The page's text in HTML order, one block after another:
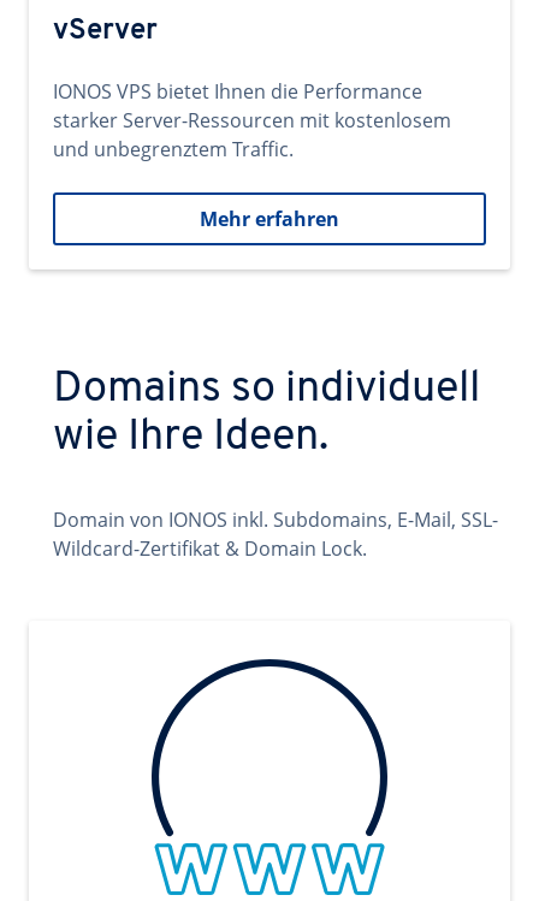
vServer
IONOS VPS bietet Ihnen die Performance
starker Server-Ressourcen mit kostenlosem
und unbegrenztem Traffic.
Mehr erfahren
Domains so individuell
wie Ihre Ideen.
Domain von IONOS inkl. Subdomains, E-Mail, SSL-
Wildcard-Zertifikat & Domain Lock.